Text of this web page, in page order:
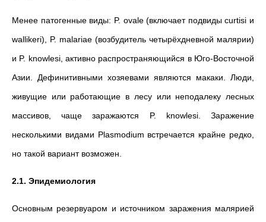
Менее патогенные виды: P. ovale (включает подвиды curtisi и
wallikeri), P. malariae (возбудитель четырёхдневной малярии)
и P. knowlesi, активно распространяющийся в Юго-Восточной
Азии. Дефинитивными хозяевами являются макаки. Люди,
живущие или работающие в лесу или неподалеку лесных
массивов, чаще заражаются P. knowlesi. Заражение
несколькими видами Plasmodium встречается крайне редко,
но такой вариант возможен.
2.1. Эпидемиология
Основным резервуаром и источником заражения малярией